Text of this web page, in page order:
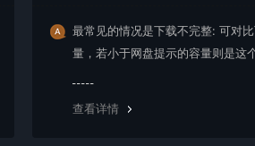
最常见的情况是下载不完整: 可对
量，若小于网盘提示的容量则是这
查看详情